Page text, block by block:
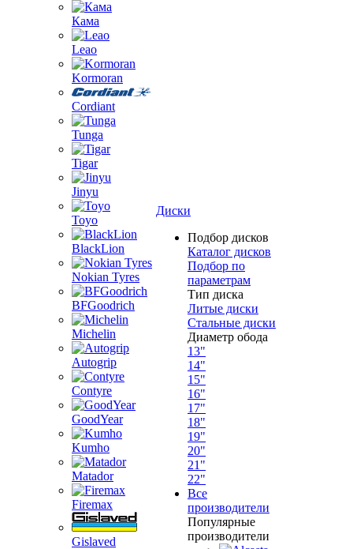
Кама
Leao
Kormoran
Cordiant
Tunga
Tigar
Jinyu
Toyo
BlackLion
Nokian Tyres
BFGoodrich
Michelin
Autogrip
Contyre
GoodYear
Kumho
Matador
Firemax
Gislaved
Диски
Подбор дисков
Каталог дисков
Подбор по
параметрам
Тип диска
Литые диски
Стальные диски
Диаметр обода
13"
14"
15"
16"
17"
18"
19"
20"
21"
22"
Все
производители
Популярные
производители